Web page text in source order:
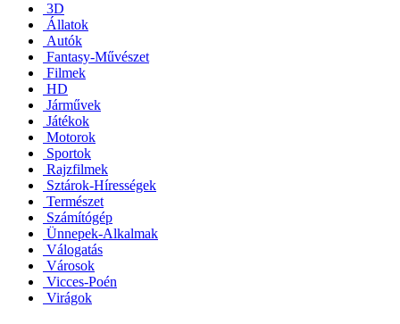
3D
Állatok
Autók
Fantasy-Művészet
Filmek
HD
Járművek
Játékok
Motorok
Sportok
Rajzfilmek
Sztárok-Hírességek
Természet
Számítógép
Ünnepek-Alkalmak
Válogatás
Városok
Vicces-Poén
Virágok